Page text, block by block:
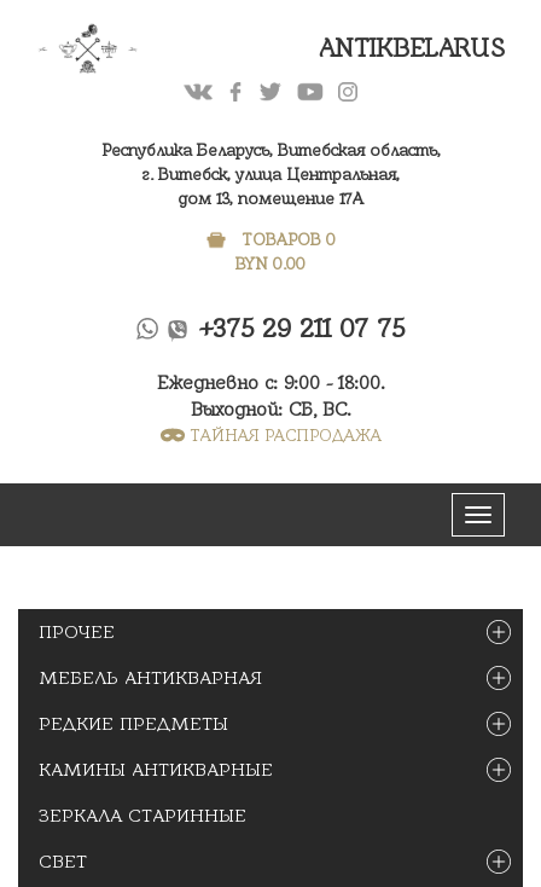
Республика Беларусь, Витебская область,
г. Витебск, улица Центральная,
дом 13, помещение 17А
ANTIKBELARUS
ТОВАРОВ 0
BYN 0.00
+375 29 211 07 75
Ежедневно с: 9:00 - 18:00.
Выходной: СБ, ВС.
ТАЙНАЯ РАСПРОДАЖА
Меню
ПРОЧЕЕ
МЕБЕЛЬ АНТИКВАРНАЯ
РЕДКИЕ ПРЕДМЕТЫ
КАМИНЫ АНТИКВАРНЫЕ
ЗЕРКАЛА СТАРИННЫЕ
СВЕТ